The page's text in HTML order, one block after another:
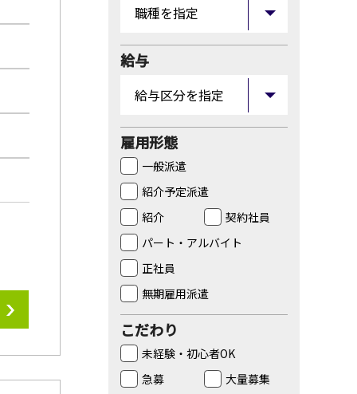
給与
雇用形態
一般派遣
紹介予定派遣
紹介
契約社員
パート・アルバイト
正社員
無期雇用派遣
こだわり
未経験・初心者OK
急募
大量募集